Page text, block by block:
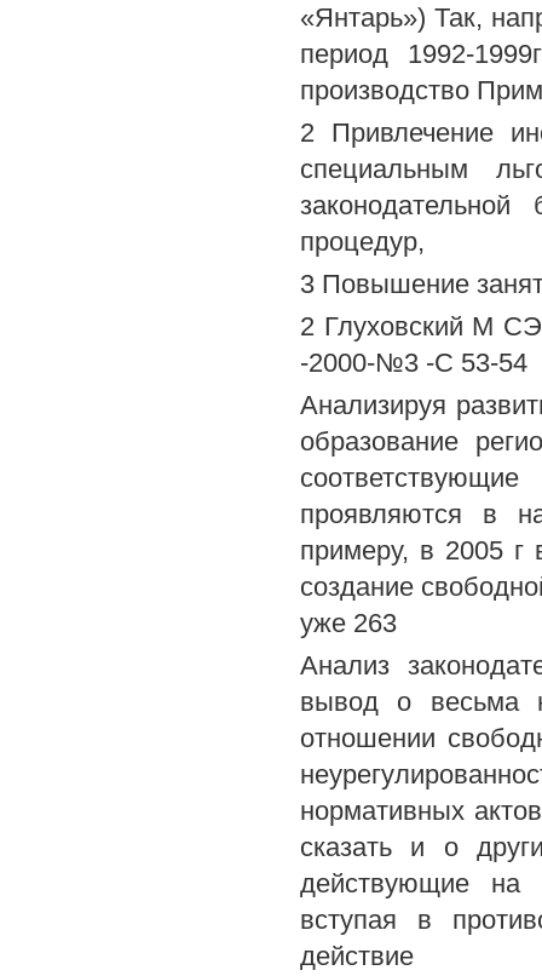
«Янтарь») Так,
период 1992-
производство
2 Привлечение
специальным
процедур,
3 Повышение
2 Глуховский М
-2000-№3 -С 53-54
Анализируя
образование
проявляются в
примеру, в 2005 г
создание
уже 263
Анализ
вывод о весьма
отношении
нормативных
сказать и о
действующие на
вступая в
действие